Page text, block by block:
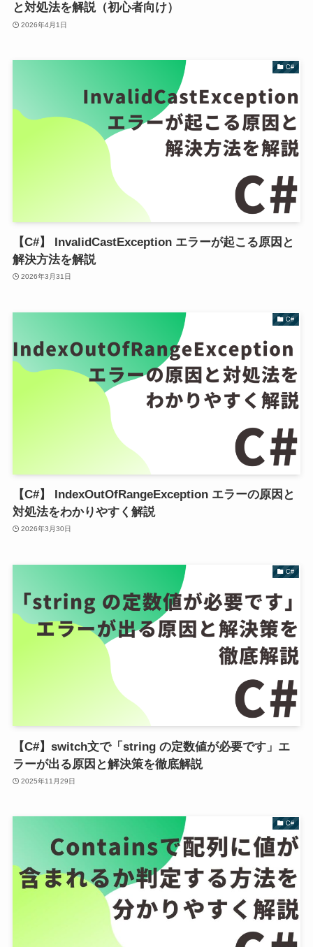
と対処法を解説（初心者向け）
2026年4月1日
C#
【C#】 InvalidCastException エラーが起こる原因と
解決方法を解説
2026年3月31日
C#
【C#】 IndexOutOfRangeException エラーの原因と
対処法をわかりやすく解説
2026年3月30日
C#
【C#】switch文で「string の定数値が必要です」エ
ラーが出る原因と解決策を徹底解説
2025年11月29日
C#